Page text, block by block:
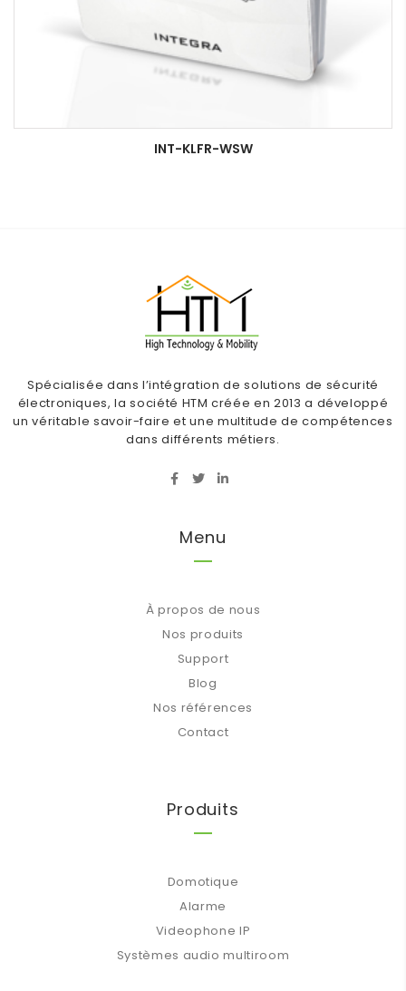
INT-KLFR-WSW
Spécialisée dans l’intégration de solutions de sécurité
électroniques, la société HTM créée en 2013 a développé
un véritable savoir-faire et une multitude de compétences
dans différents métiers.
Menu
À propos de nous
Nos produits
Support
Blog
Nos références
Contact
Produits
Domotique
Alarme
Videophone IP
Systèmes audio multiroom